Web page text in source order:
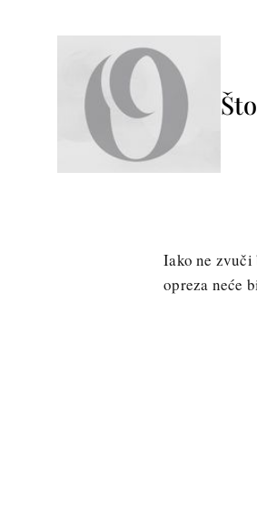
Iako ne zvuči
opreza neće